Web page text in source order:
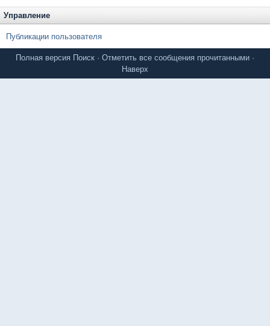
Управление
Публикации пользователя
Полная версия Поиск · Отметить все сообщения прочитанными ·
Наверх